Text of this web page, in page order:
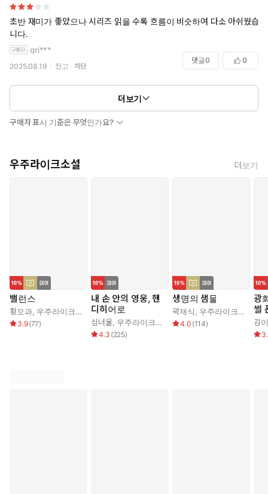
초반 재미가 좋았으나 시리즈 읽을 수록 흐름이 비슷하여 다소 아쉬웠습
니다.
qri***
2025.08.19 신고 차단
댓글0 0
더보기
구매자 표시 기준은 무엇인가요?
우주라이크소설 더보기
밸런스
황모과, 우주라이크소설
3.9(77)
내 손 안의 영웅, 핸
디히어로
심너울, 우주라이크소설
4.3 (225)
생명의 샘물
곽재식, 우주라이크소설
4.0 (114)
광
썰
김